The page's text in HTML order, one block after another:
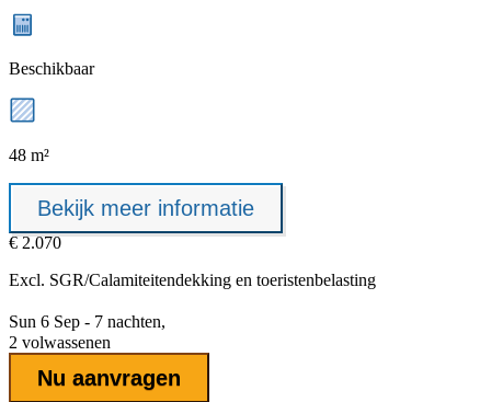
Beschikbaar
48 m²
Bekijk meer informatie
€ 2.070
Excl. SGR/Calamiteitendekking en toeristenbelasting
Sun 6 Sep - 7 nachten,
2 volwassenen
Nu aanvragen